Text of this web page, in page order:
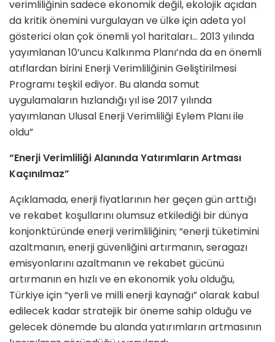
verimliliğinin sadece ekonomik değil, ekolojik açıdan
da kritik önemini vurgulayan ve ülke için adeta yol
gösterici olan çok önemli yol haritaları… 2013 yılında
yayımlanan 10’uncu Kalkınma Planı’nda da en önemli
atıflardan birini Enerji Verimliliğinin Geliştirilmesi
Programı teşkil ediyor. Bu alanda somut
uygulamaların hızlandığı yıl ise 2017 yılında
yayımlanan Ulusal Enerji Verimliliği Eylem Planı ile
oldu”
“Enerji Verimliliği Alanında Yatırımların Artması
Kaçınılmaz”
Açıklamada, enerji fiyatlarının her geçen gün arttığı
ve rekabet koşullarını olumsuz etkilediği bir dünya
konjonktüründe enerji verimliliğinin; “enerji tüketimini
azaltmanın, enerji güvenliğini artırmanın, seragazı
emisyonlarını azaltmanın ve rekabet gücünü
artırmanın en hızlı ve en ekonomik yolu olduğu,
Türkiye için “yerli ve milli enerji kaynağı” olarak kabul
edilecek kadar stratejik bir öneme sahip olduğu ve
gelecek dönemde bu alanda yatırımların artmasının